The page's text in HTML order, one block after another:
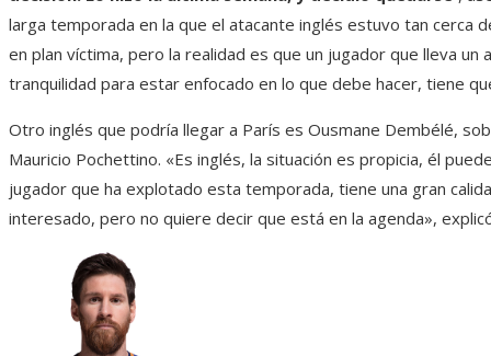
larga temporada en la que el atacante inglés estuvo tan cerca
en plan víctima, pero la realidad es que un jugador que lleva un
tranquilidad para estar enfocado en lo que debe hacer, tiene
Otro inglés que podría llegar a París es Ousmane Dembélé,
Mauricio Pochettino. «Es inglés, la situación es propicia, él
jugador que ha explotado esta temporada, tiene una gran
interesado, pero no quiere decir que está en la agenda»,